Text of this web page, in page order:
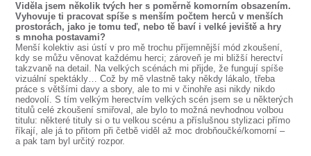
Viděla jsem několik tvých her s poměrně komorním obsazením.
Vyhovuje ti pracovat spíše s menším počtem herců v menších
prostorách, jako je tomu teď, nebo tě baví i velké jeviště a hry
s mnoha postavami?
Menší kolektiv asi ústí v pro mě trochu příjemnější mód zkoušení,
kdy se můžu věnovat každému herci; zároveň je mi bližší herectví
takzvaně na detail. Na velkých scénách mi přijde, že fungují spíše
vizuální spektákly… Což by mě vlastně taky někdy lákalo, třeba
práce s většími davy a sbory, ale to mi v činohře asi nikdy nikdo
nedovolí. S tím velkým herectvím velkých scén jsem se u některých
titulů celé zkoušení smiřoval, ale bylo to možná nevhodnou volbou
titulu: některé tituly si o tu velkou scénu a příslušnou stylizaci přímo
říkají, ale já to přitom při četbě viděl až moc drobňoučké/komorní –
a pak tam byl určitý rozpor.